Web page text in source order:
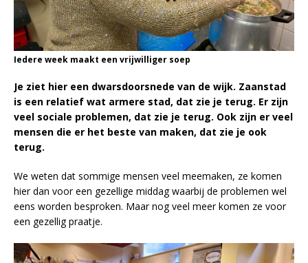
Iedere week maakt een vrijwilliger soep
Je ziet hier een dwarsdoorsnede van de wijk. Zaanstad
is een relatief wat armere stad, dat zie je terug. Er zijn
veel sociale problemen, dat zie je terug. Ook zijn er veel
mensen die er het beste van maken, dat zie je ook
terug.
We weten dat sommige mensen veel meemaken, ze komen
hier dan voor een gezellige middag waarbij de problemen wel
eens worden besproken. Maar nog veel meer komen ze voor
een gezellig praatje.